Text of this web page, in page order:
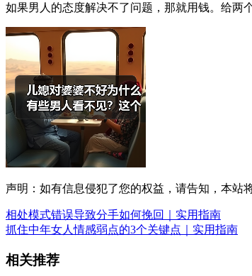
如果男人的态度解决不了问题，那就用钱。给两
声明：如有信息侵犯了您的权益，请告知，本站
相处模式错误导致分手如何挽回｜实用指南
抓住中年女人情感弱点的3个关键点｜实用指南
相关推荐